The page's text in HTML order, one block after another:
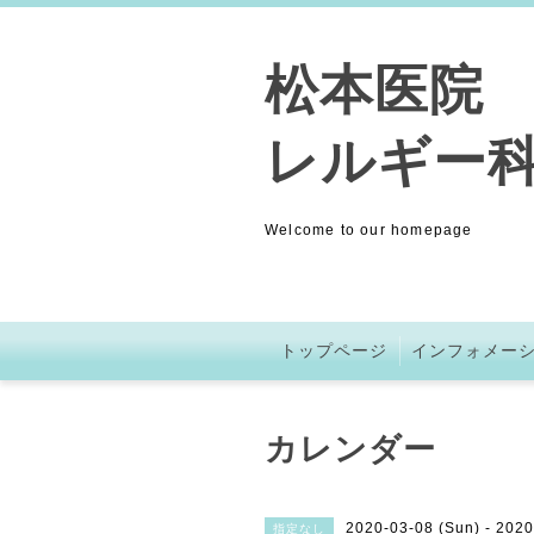
松本医院
レルギー
Welcome to our homepage
トップページ インフォメー
カレンダー
指定なし 2020-03-08 (Sun) -